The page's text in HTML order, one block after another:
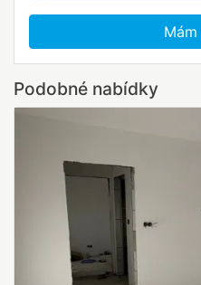
Podobné nabídky